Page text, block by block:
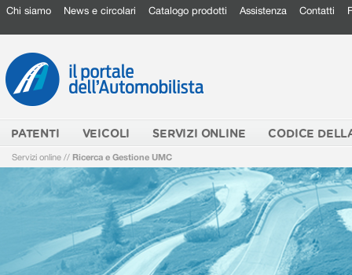
Chi siamo News e circolari Catalogo prodotti Assistenza Contatti
PATENTI VEICOLI SERVIZI ONLINE CODICE
Servizi online // Ricerca e Gestione UMC